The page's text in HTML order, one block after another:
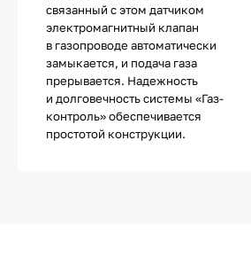
связанный с этом датчиком
электромагнитный клапан
в газопроводе автоматически
замыкается, и подача газа
прерывается. Надежность
и долговечность системы «Газ-
контроль» обеспечивается
простотой конструкции.